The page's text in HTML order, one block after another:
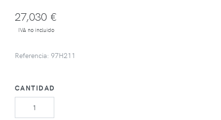
27,030 €
IVA no incluido
Referencia: 97H211
CANTIDAD